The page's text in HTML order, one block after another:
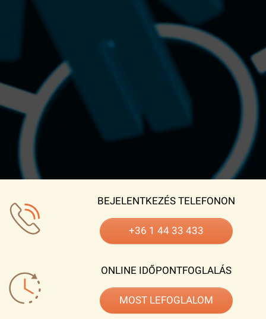
BEJELENTKEZÉS TELEFONON
+36 1 44 33 433
ONLINE IDŐPONTFOGLALÁS
MOST LEFOGLALOM